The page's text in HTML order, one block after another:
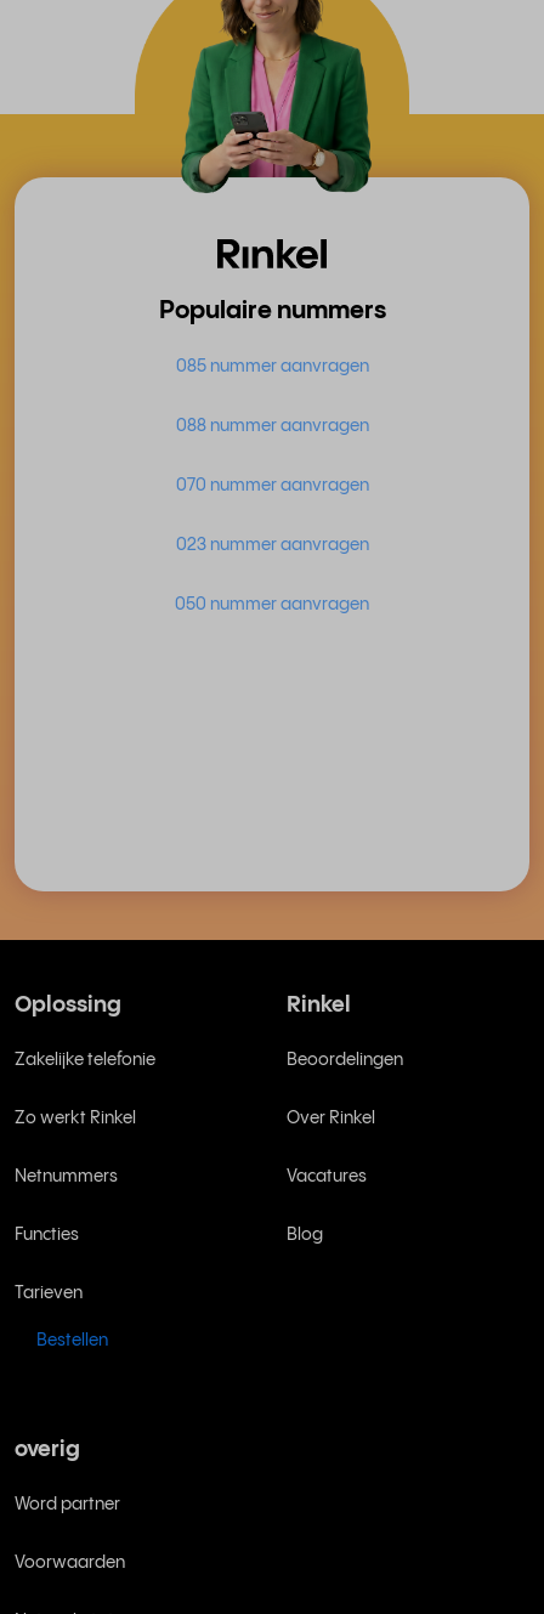
Populaire nummers
085 nummer aanvragen
088 nummer aanvragen
070 nummer aanvragen
023 nummer aanvragen
050 nummer aanvragen
Oplossing
Zakelijke telefonie
Zo werkt Rinkel
Netnummers
Functies
Tarieven
Bestellen
Rinkel
Beoordelingen
Over Rinkel
Vacatures
Blog
overig
Word partner
Voorwaarden